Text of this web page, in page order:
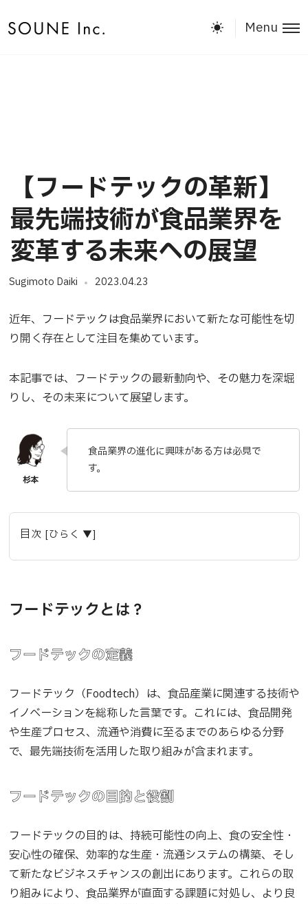
Menu
【フードテックの革新】
最先端技術が食品業界を
変革する未来への展望
Sugimoto Daiki 2023.04.23
近年、フードテックは食品業界において新たな可能性を切
り開く存在として注目を集めています。
本記事では、フードテックの最新動向や、その魅力を深堀
りし、その未来について展望します。
食品業界の進化に興味がある方は必見で
す。
目次 [ひらく ▼]
フードテックとは？
フードテックの定義
フードテック（Foodtech）は、食品産業に関連する技術や
イノベーションを総称した言葉です。これには、食品開発
や生産プロセス、流通や消費に至るまでのあらゆる分野
で、最先端技術を活用した取り組みが含まれます。
フードテックの目的と役割
フードテックの目的は、持続可能性の向上、食の安全性・
安心性の確保、効率的な生産・流通システムの構築、そし
て新たなビジネスチャンスの創出にあります。これらの取
り組みにより、食品業界が直面する課題に対処し、より良